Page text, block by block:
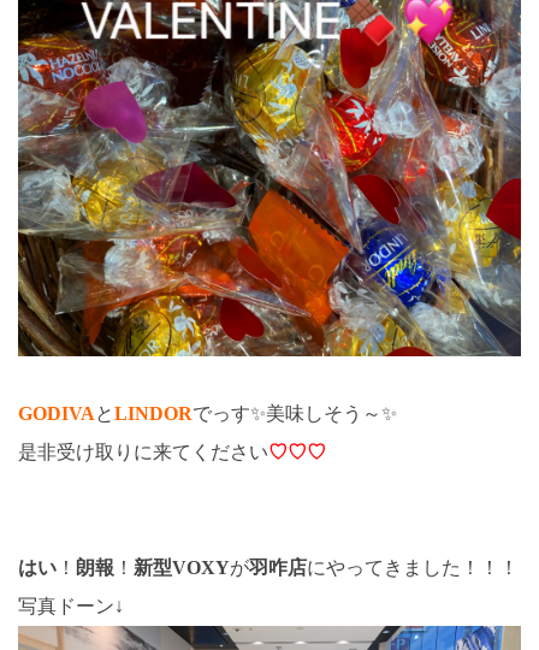
GODIVAとLINDORでっす✨美味しそう～✨
是非受け取りに来てください♡♡♡
はい ！ 朗報 ！ 新型VOXYが羽咋店にやってきました！！！
写真ドーン↓